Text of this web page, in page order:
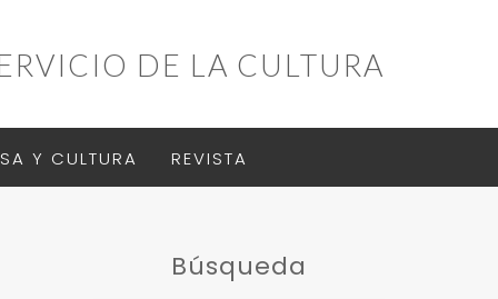
DE LA CULTURA
Y CULTURA REVISTA
Búsqueda